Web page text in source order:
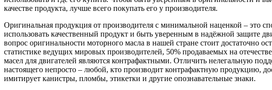
качестве продукта, лучше всего покупать его у производителя.
Оригинальная продукция от производителя с минимальной наценкой – это
использовать качественный продукт и быть уверенным в надёжной защите
вопрос оригинальности моторного масла в нашей стране стоит достаточно
статистике ведущих мировых производителей, 50% продаваемых на
масел для двигателей являются контрафактными. Отличить нелегальную
настоящего непросто – любой, кто производит контрафактную продукцию,
имитирует канистры, пломбы, этикетки и другие опознавательные знаки.